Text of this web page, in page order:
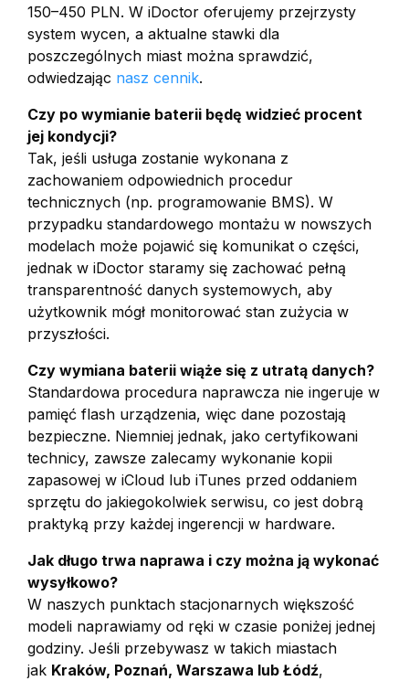
150–450 PLN. W iDoctor oferujemy przejrzysty
system wycen, a aktualne stawki dla
poszczególnych miast można sprawdzić,
odwiedzając nasz cennik.
Czy po wymianie baterii będę widzieć procent
jej kondycji?
Tak, jeśli usługa zostanie wykonana z
zachowaniem odpowiednich procedur
technicznych (np. programowanie BMS). W
przypadku standardowego montażu w nowszych
modelach może pojawić się komunikat o części,
jednak w iDoctor staramy się zachować pełną
transparentność danych systemowych, aby
użytkownik mógł monitorować stan zużycia w
przyszłości.
Czy wymiana baterii wiąże się z utratą danych?
Standardowa procedura naprawcza nie ingeruje w
pamięć flash urządzenia, więc dane pozostają
bezpieczne. Niemniej jednak, jako certyfikowani
technicy, zawsze zalecamy wykonanie kopii
zapasowej w iCloud lub iTunes przed oddaniem
sprzętu do jakiegokolwiek serwisu, co jest dobrą
praktyką przy każdej ingerencji w hardware.
Jak długo trwa naprawa i czy można ją wykonać
wysyłkowo?
W naszych punktach stacjonarnych większość
modeli naprawiamy od ręki w czasie poniżej jednej
godziny. Jeśli przebywasz w takich miastach
jak Kraków, Poznań, Warszawa lub Łódź,